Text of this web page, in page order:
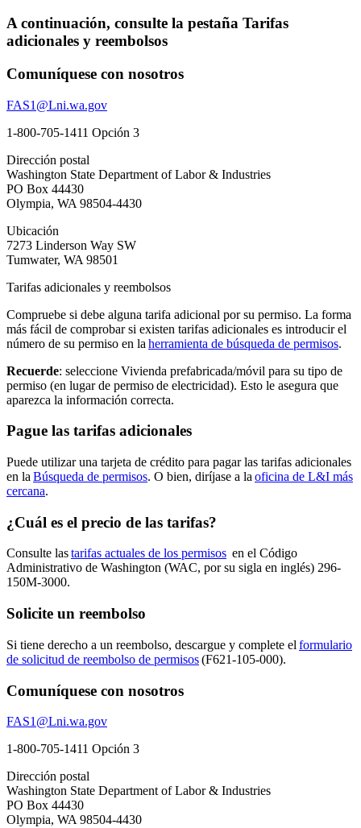
A continuación, consulte la pestaña Tarifas
adicionales y reembolsos
Comuníquese con nosotros
FAS1@Lni.wa.gov
1-800-705-1411 Opción 3
Dirección postal
Washington State Department of Labor & Industries
PO Box 44430
Olympia, WA 98504-4430
Ubicación
7273 Linderson Way SW
Tumwater, WA 98501
Tarifas adicionales y reembolsos
Compruebe si debe alguna tarifa adicional por su permiso. La forma
más fácil de comprobar si existen tarifas adicionales es introducir el
número de su permiso en la herramienta de búsqueda de permisos.
Recuerde: seleccione Vivienda prefabricada/móvil para su tipo de
permiso (en lugar de permiso de electricidad). Esto le asegura que
aparezca la información correcta.
Pague las tarifas adicionales
Puede utilizar una tarjeta de crédito para pagar las tarifas adicionales
en la Búsqueda de permisos. O bien, diríjase a la oficina de L&I más
cercana.
¿Cuál es el precio de las tarifas?
Consulte lastarifas actuales de los permisos en el Código
Administrativo de Washington (WAC, por su sigla en inglés) 296-
150M-3000.
Solicite un reembolso
Si tiene derecho a un reembolso, descargue y complete el formulario
de solicitud de reembolso de permisos(F621-105-000).
Comuníquese con nosotros
FAS1@Lni.wa.gov
1-800-705-1411 Opción 3
Dirección postal
Washington State Department of Labor & Industries
PO Box 44430
Olympia, WA 98504-4430